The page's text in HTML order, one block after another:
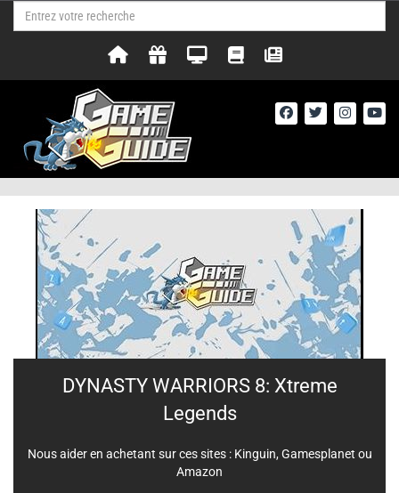
DYNASTY WARRIORS 8: Xtreme
Legends
Nous aider en achetant sur ces sites : Kinguin, Gamesplanet ou
Amazon